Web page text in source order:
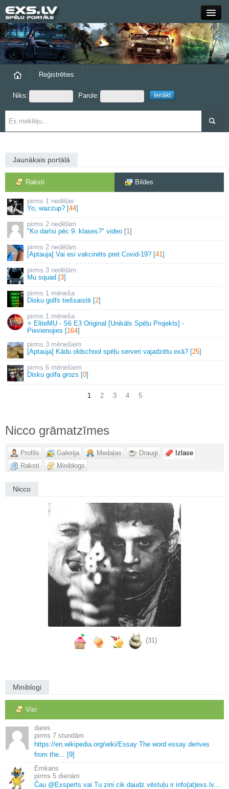
Close
Forums
Grupas
Reģistrēties
Niks: Parole:
Jaunākais portālā
Raksti Bildes
1 nedēļas
Yo, wazzup? [44]
2 nedēļām
"Ko darīsi pēc 9. klases?" video [1]
2 nedēļām
[Aptauja] Vai esi vakcinēts pret Covid-19? [41]
3 nedēļām
Mu squad [3]
1 mēneša
Disku golfs tiešsaistē [2]
1 mēneša
⭐ EliteMU - S6 E3 Original [Unikāls Spēļu Projekts] -
Pievienojies [164]
3 mēnešiem
[Aptauja] Kādu oldschool spēļu serveri vajadzētu exā? [25]
6 mēnešiem
Disku golfa grozs [0]
1 2 3 4 5
Nicco grāmatzīmes
Profils Galerija Medaļas Draugi
Izlase
Raksti
Miniblogs
Nicco
(31)
Miniblogi
Visi
dares
7 stundām
https://en. wikipedia. org/wiki/Essay The word essay derives
from the.
[9]
Emkans
5 dienām
Čau @Exsperts vai Tu zini cik daudz vēstuļu ir info(at)exs. lv.